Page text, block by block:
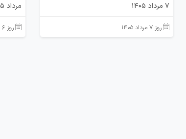
7 مرداد 1405
روز ۷ مرداد ۱۴۰۵
مرداد 1405
روز ۶ مرداد ۱۴۰۵